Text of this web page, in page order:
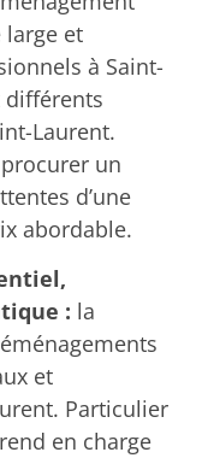
large et
à Saint-
différents
Laurent.
procurer un
d’une
abordable.
: la
et
Particulier
en charge